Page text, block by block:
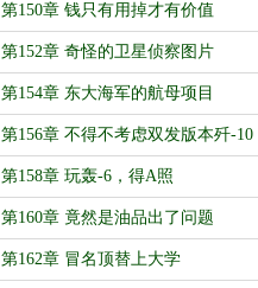
第150章 钱只有用掉才有价值
第152章 奇怪的卫星侦察图片
第154章 东大海军的航母项目
第156章 不得不考虑双发版本歼-10
第158章 玩轰-6，得A照
第160章 竟然是油品出了问题
第162章 冒名顶替上大学